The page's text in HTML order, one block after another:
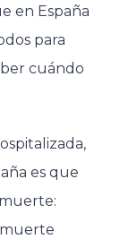
en España
para
cuándo
es que
muerte